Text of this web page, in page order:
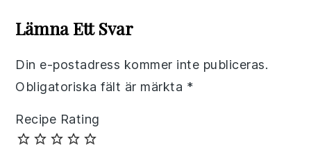
Interactions
Lämna Ett Svar
Din e-postadress kommer inte publiceras.
Obligatoriska fält är märkta *
Recipe Rating